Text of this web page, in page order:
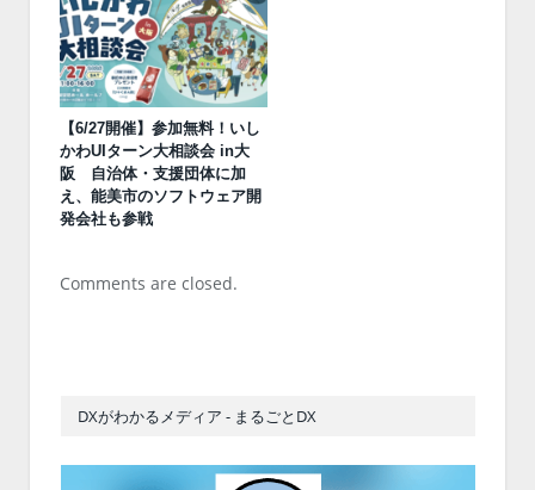
【6/27開催】参加無料！いし
かわUIターン大相談会 in大
阪 自治体・支援団体に加
え、能美市のソフトウェア開
発会社も参戦
Comments are closed.
DXがわかるメディア - まるごとDX